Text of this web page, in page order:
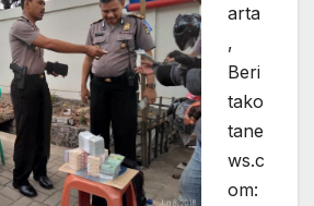
arta
,
Beri
tako
tane
ws.c
om: